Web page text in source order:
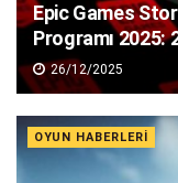
Epic Games
Programı 2025:
26/12/2025
OYUN HABERLERI